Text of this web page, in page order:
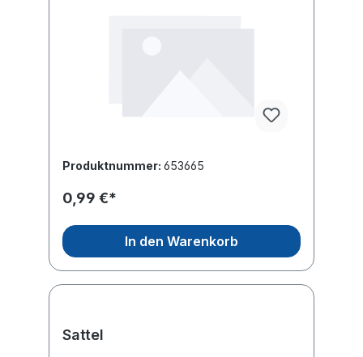
Produktnummer: 653665
0,99 €*
In den Warenkorb
Sattel